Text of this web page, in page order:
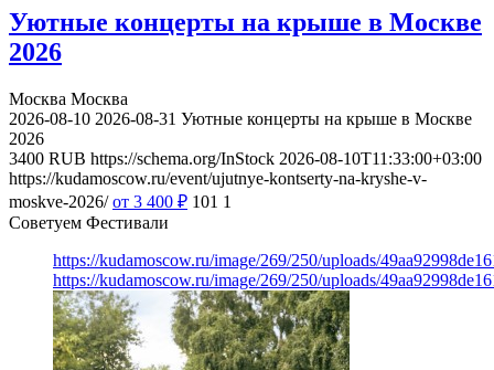
Уютные концерты на крыше в Москве
2026
Москва Москва
2026-08-10 2026-08-31 Уютные концерты на крыше в Москве
2026
3400 RUB https://schema.org/InStock 2026-08-10T11:33:00+03:00
https://kudamoscow.ru/event/ujutnye-kontserty-na-kryshe-v-
moskve-2026/ от 3 400 ₽ 101 1
Советуем Фестивали
https://kudamoscow.ru/image/269/250/uploads/
https://kudamoscow.ru/image/269/250/uploads/